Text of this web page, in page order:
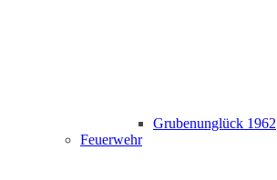
Grubenunglück 1962
Feuerwehr